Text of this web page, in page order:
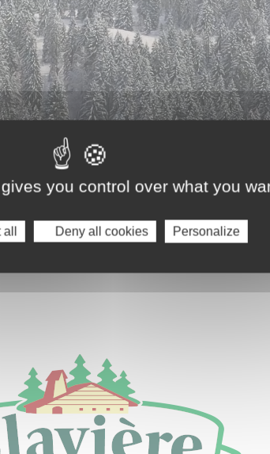
you control over what you
all Deny all cookies Personalize